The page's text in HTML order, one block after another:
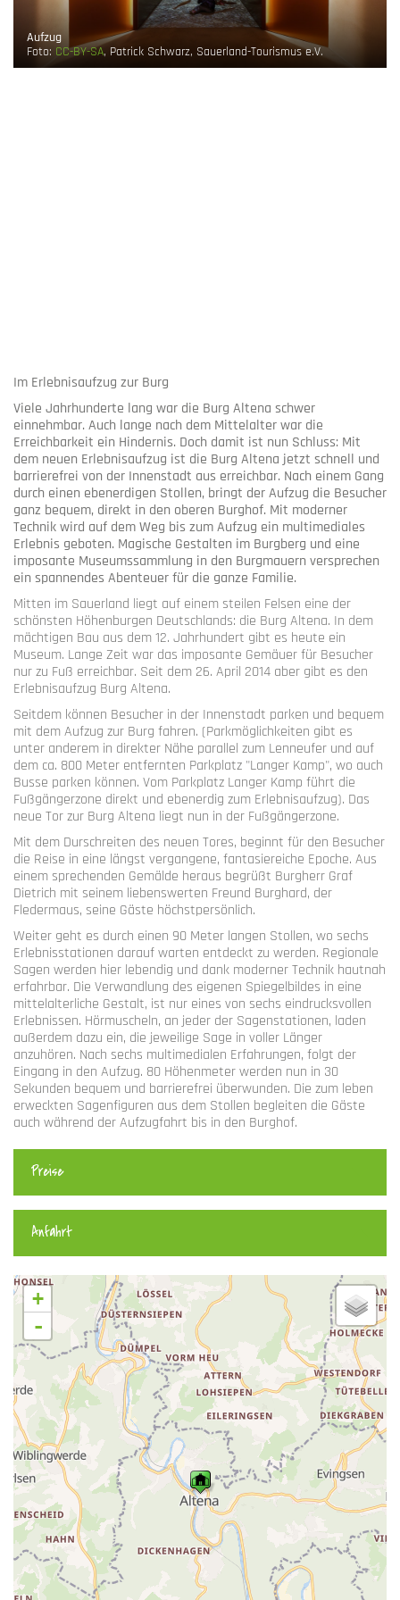
Aufzug
Foto: CC-BY-SA, Patrick Schwarz, Sauerland-Tourismus e.V.
Im Erlebnisaufzug zur Burg
Viele Jahrhunderte lang war die Burg Altena schwer
einnehmbar. Auch lange nach dem Mittelalter war die
Erreichbarkeit ein Hindernis. Doch damit ist nun Schluss: Mit
dem neuen Erlebnisaufzug ist die Burg Altena jetzt schnell und
barrierefrei von der Innenstadt aus erreichbar. Nach einem Gang
durch einen ebenerdigen Stollen, bringt der Aufzug die Besucher
ganz bequem, direkt in den oberen Burghof. Mit moderner
Technik wird auf dem Weg bis zum Aufzug ein multimediales
Erlebnis geboten. Magische Gestalten im Burgberg und eine
imposante Museumssammlung in den Burgmauern versprechen
ein spannendes Abenteuer für die ganze Familie.
Mitten im Sauerland liegt auf einem steilen Felsen eine der
schönsten Höhenburgen Deutschlands: die Burg Altena. In dem
mächtigen Bau aus dem 12. Jahrhundert gibt es heute ein
Museum. Lange Zeit war das imposante Gemäuer für Besucher
nur zu Fuß erreichbar. Seit dem 26. April 2014 aber gibt es den
Erlebnisaufzug Burg Altena.
Seitdem können Besucher in der Innenstadt parken und bequem
mit dem Aufzug zur Burg fahren. (Parkmöglichkeiten gibt es
unter anderem in direkter Nähe parallel zum Lenneufer und auf
dem ca. 800 Meter entfernten Parkplatz "Langer Kamp", wo auch
Busse parken können. Vom Parkplatz Langer Kamp führt die
Fußgängerzone direkt und ebenerdig zum Erlebnisaufzug). Das
neue Tor zur Burg Altena liegt nun in der Fußgängerzone.
Mit dem Durschreiten des neuen Tores, beginnt für den Besucher
die Reise in eine längst vergangene, fantasiereiche Epoche. Aus
einem sprechenden Gemälde heraus begrüßt Burgherr Graf
Dietrich mit seinem liebenswerten Freund Burghard, der
Fledermaus, seine Gäste höchstpersönlich.
Weiter geht es durch einen 90 Meter langen Stollen, wo sechs
Erlebnisstationen darauf warten entdeckt zu werden. Regionale
Sagen werden hier lebendig und dank moderner Technik hautnah
erfahrbar. Die Verwandlung des eigenen Spiegelbildes in eine
mittelalterliche Gestalt, ist nur eines von sechs eindrucksvollen
Erlebnissen. Hörmuscheln, an jeder der Sagenstationen, laden
außerdem dazu ein, die jeweilige Sage in voller Länger
anzuhören. Nach sechs multimedialen Erfahrungen, folgt der
Eingang in den Aufzug. 80 Höhenmeter werden nun in 30
Sekunden bequem und barrierefrei überwunden. Die zum leben
erweckten Sagenfiguren aus dem Stollen begleiten die Gäste
auch während der Aufzugfahrt bis in den Burghof.
Preise
Anfahrt
+
-